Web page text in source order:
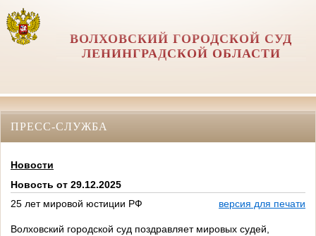
ВОЛХОВСКИЙ ГОРОДСКОЙ СУД
ЛЕНИНГРАДСКОЙ ОБЛАСТИ
ПРЕСС-СЛУЖБА
Новости
Новость от 29.12.2025
25 лет мировой юстиции РФ
версия для печати
Волховский городской суд поздравляет мировых судей,